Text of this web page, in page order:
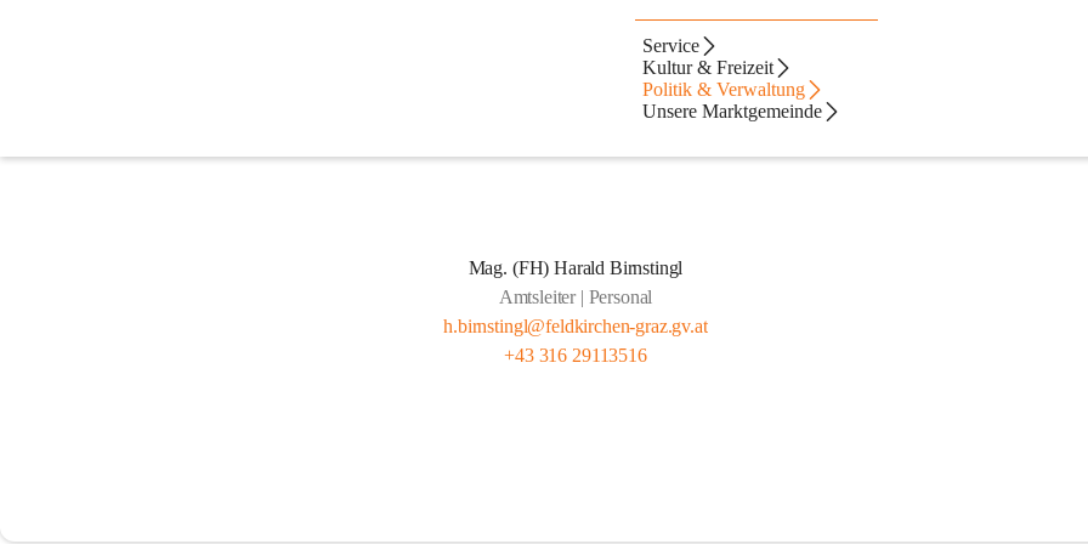
Service
Kultur & Freizeit
Politik & Verwaltung
Unsere Marktgemeinde
Mag. (FH) Harald Birnstingl
Amtsleiter | Personal
h.birnstingl@feldkirchen-graz.gv.at
+43 316 29113516